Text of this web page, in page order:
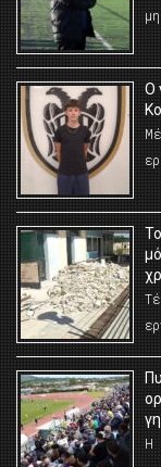
O
Η